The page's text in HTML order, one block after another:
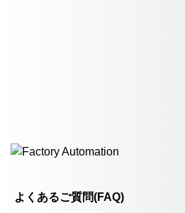
よくあるご質問(FAQ)